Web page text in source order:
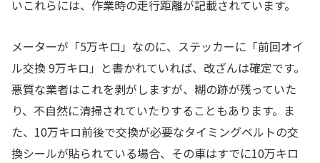
いこれらには、作業時の走行距離が記載されています。
メーターが「5万キロ」なのに、ステッカーに「前回オイ
ル交換 9万キロ」と書かれていれば、改ざんは確定です。
悪質な業者はこれを剥がしますが、糊の跡が残っていた
り、不自然に清掃されていたりすることもあります。ま
た、10万キロ前後で交換が必要なタイミングベルトの交
換シールが貼られている場合、その車はすでに10万キロ